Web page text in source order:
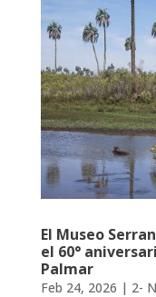
El Museo
el 60°
Palmar
Feb 24, 2026 | 2-